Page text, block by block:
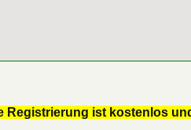
Registrierung ist kostenlos